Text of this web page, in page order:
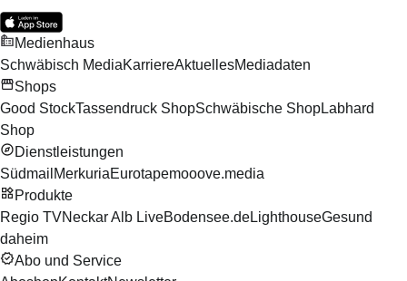
Medienhaus
Schwäbisch MediaKarriereAktuellesMediadaten
Shops
Good StockTassendruck ShopSchwäbische ShopLabhard
Shop
Dienstleistungen
Südmail MerkuriaEurotapemooove.media
Produkte
Regio TVNeckar Alb LiveBodensee.deLighthouseGesund
daheim
Abo und Service